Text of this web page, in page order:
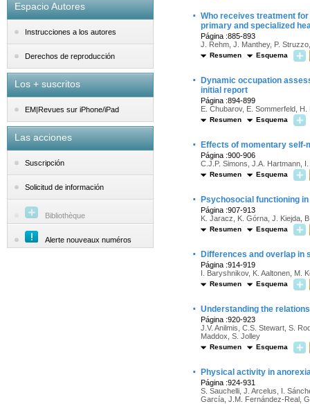
Espacio Autores
Instrucciones a los autores
Derechos de reproducción
Los + suscritos
EM|Revues sur iPhone/iPad
Las acciones
Suscripción
Solicitud de información
Bibliothèque
Alerte nouveaux numéros
· Who receives treatment
primary and specialized
Página :885-893
J. Rehm, J. Manthey, P.
Resumen Esquema
·
Dynamic occupation
initial report
Página :894-899
E. Chubarov, E. Sommerfeld,
Resumen Esquema
· Effects of momentary self-
Página :900-906
C.J.P. Simons, J.A. Hartmann,
Resumen Esquema
· Psychosocial functioning
Página :907-913
K. Jaracz, K. Górna, J. Kiejda,
Resumen Esquema
· Differences and overlap in
Página :914-919
I. Baryshnikov, K. Aaltonen, M.
Resumen Esquema
· Understanding the
Página :920-923
J.V. Anilmis, C.S. Stewart, S.
Maddox, S. Jolley
Resumen Esquema
· Physical activity in
Página :924-931
S. Sauchelli, J. Arcelus, I.
García, J.M. Fernández-Real,